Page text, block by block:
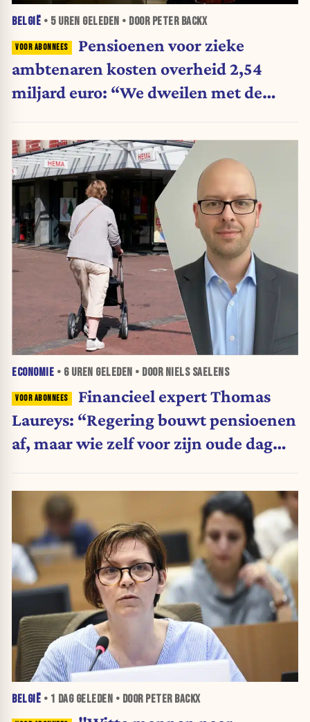
BELGIË • 5 UREN GELEDEN • DOOR PETER BACKX
Pensioenen voor zieke
ambtenaren kosten overheid 2,54
miljard euro: “We dweilen met de
ECONOMIE • 6 UREN GELEDEN • DOOR NIELS SAELENS
Financieel expert Thomas
Laureys: “Regering bouwt pensioenen
af, maar wie zelf voor zijn oude dag
BELGIË • 1 DAGGELEDEN • DOOR PETER BACKX